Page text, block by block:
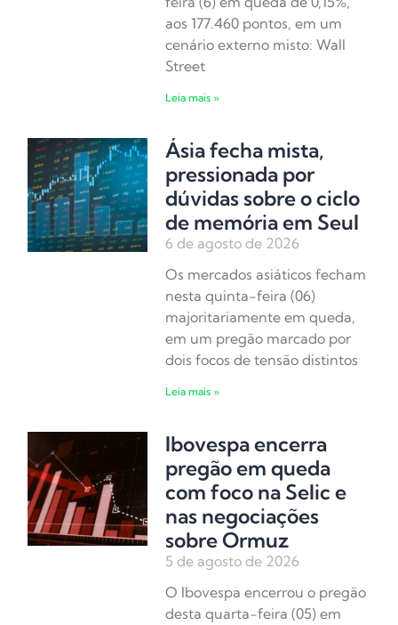
aos 177.460 pontos, em um
cenário externo misto: Wall
Street
Leia mais »
Ásia fecha mista,
pressionada por
dúvidas sobre o ciclo
de memória em Seul
6 de agosto de 2026
Os mercados asiáticos fecham
nesta quinta-feira (06)
majoritariamente em queda,
em um pregão marcado por
dois focos de tensão distintos
Leia mais »
Ibovespa encerra
pregão em queda
com foco na Selic e
nas negociações
sobre Ormuz
5 de agosto de 2026
O Ibovespa encerrou o pregão
desta quarta-feira (05) em